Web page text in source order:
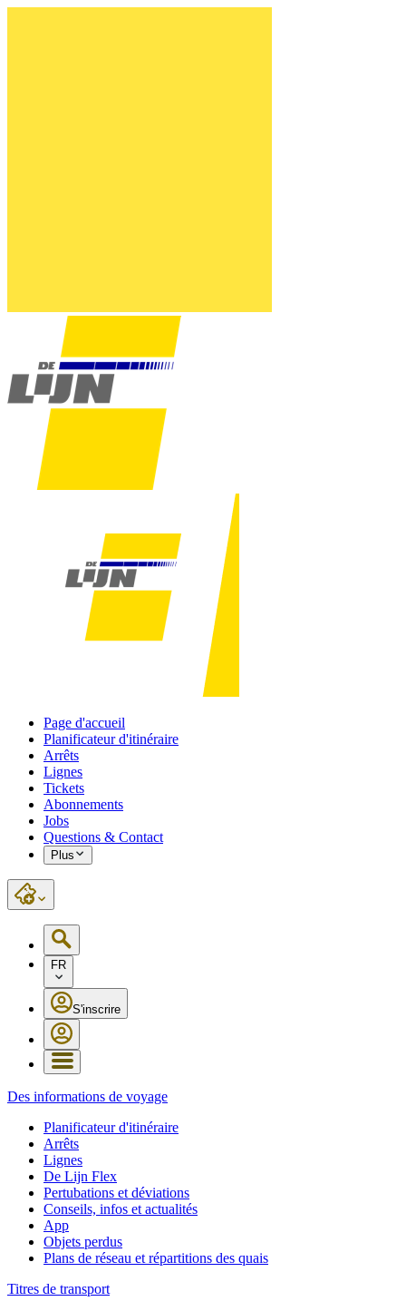
Page d'accueil
Planificateur d'itinéraire
Arrêts
Lignes
Tickets
Abonnements
Jobs
Questions & Contact
Plus
FR
S'inscrire
Des informations de voyage
Planificateur d'itinéraire
Arrêts
Lignes
De Lijn Flex
Pertubations et déviations
Conseils, infos et actualités
App
Objets perdus
Plans de réseau et répartitions des quais
Titres de transport